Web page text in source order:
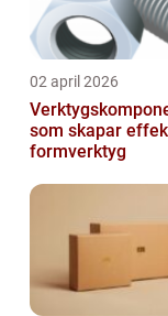
02 april 2026
som skapar
formverktyg